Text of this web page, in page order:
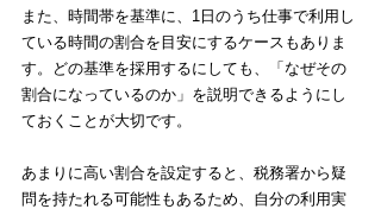
また、時間帯を基準に、1日のうち仕事で利用し
ている時間の割合を目安にするケースもありま
す。どの基準を採用するにしても、「なぜその
割合になっているのか」を説明できるようにし
ておくことが大切です。
あまりに高い割合を設定すると、税務署から疑
問を持たれる可能性もあるため、自分の利用実